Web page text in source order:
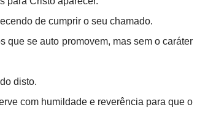
de cumprir o seu chamado.
que se auto promovem, mas sem o caráter
disto.
com humildade e reverência para que o